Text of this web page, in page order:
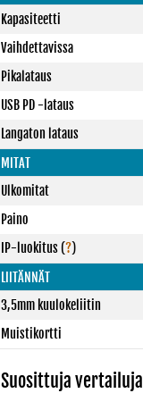
Kapasiteetti
Vaihdettavissa
Pikalataus
USB PD -lataus
Langaton lataus
MITAT
Ulkomitat
Paino
IP-luokitus(?)
LIITÄNNÄT
3,5mm kuulokeliitin
Muistikortti
Suosittuja vertailuja